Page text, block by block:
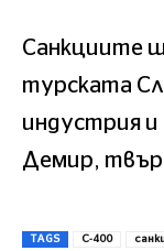
Санкциите
турската
индустрия и
Демир,
TAGS С-400